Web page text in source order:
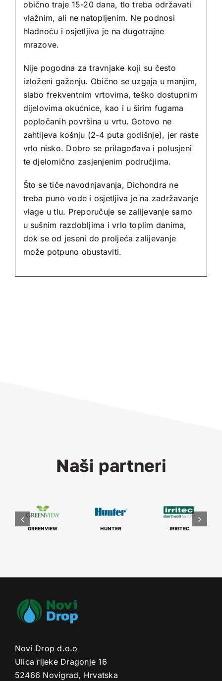
obično traje 15-20 dana, tlo treba održavati
vlažnim, ali ne natopljenim. Ne podnosi
hladnoću i osjetljiva je na dugotrajne
mrazove.
Nije pogodna za travnjake koji su često
izloženi gaženju. Obično se uzgaja u manjim,
slabo frekventnim vrtovima, teško dostupnim
dijelovima okućnice, kao i u širim fugama
popločanih površina u vrtu. Gotovo ne
zahtijeva košnju (2-4 puta godišnje), jer raste
vrlo nisko. Dobro se prilagođava i polusjeni
te djelomično zasjenjenim područjima.
Što se tiče navodnjavanja, Dichondra ne
treba puno vode i osjetljiva je na zadržavanje
vlage u tlu. Preporučuje se zalijevanje samo
u sušnim razdobljima i vrlo toplim danima,
dok se od jeseni do proljeća zalijevanje
može potpuno obustaviti.
Naši partneri
GREENVIEW HUNTER IRRITEC
Novi Drop d.o.o
Ulica rijeke Dragonje 16
52466 Novigrad, Hrvatska